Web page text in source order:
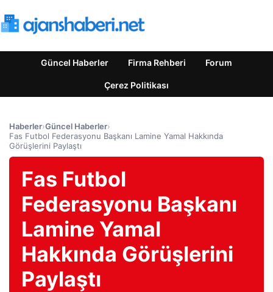
Güncel Haberler Firma Rehberi Forum
Çerez Politikası
Haberler›Güncel Haberler›
Fas Futbol Federasyonu Başkanı Lamine Yamal Hakkında
Görüşlerini Paylaştı
Fas Futbol
Federasyonu Başkanı
Lamine Yamal
Hakkında Görüşlerini
Paylaştı